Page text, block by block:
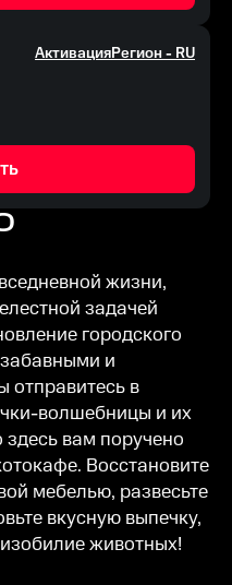
АктивацияРегион -RU
жизни,
задачей
городского
и
в
волшебницы и их
вам поручено
Восстановите
мебелью, развесьте
вкусную выпечку,
животных!